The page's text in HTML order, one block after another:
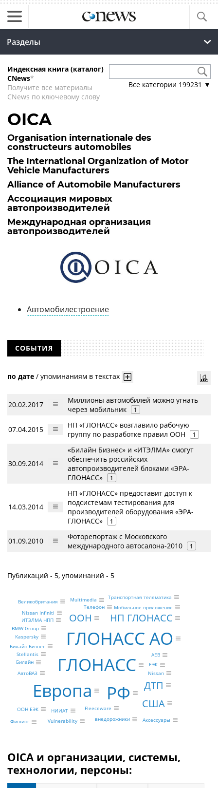
Разделы
Индексная книга (каталог)
CNews*
Получите все материалы
CNews по ключевому слову
Все категории 199231 ▼
OICA
Organisation internationale des
constructeurs automobiles
The International Organization of Motor
Vehicle Manufacturers
Alliance of Automobile Manufacturers
Ассоциация мировых
автопроизводителей
Международная организация
автопроизводителей
Автомобилестроение
СОБЫТИЯ
по дате / упоминаниям в текстах
20.02.2017
Миллионы автомобилей можно угнать
через мобильник
1
07.04.2015
НП «ГЛОНАСС» возглавило рабочую
группу по разработке правил ООН
1
30.09.2014
«Билайн Бизнес» и «ИТЭЛМА» смогут
обеспечить российских
автопроизводителей блоками «ЭРА-
ГЛОНАСС»
1
14.03.2014
НП «ГЛОНАСС» предоставит доступ к
подсистемам тестирования для
производителей оборудования «ЭРА-
ГЛОНАСС»
1
01.09.2010
Фоторепортаж с Московского
международного автосалона-2010
1
Публикаций - 5, упоминаний - 5
ГЛОНАСС
ГЛОНАСС АО
Европа РФ
НП ГЛОНАСС
ООН
США
ДТП
ИТЭЛМА НПП
Kaspersky
Билайн Бизнес
Билайн
Stellantis
Nissan Infiniti
BMW Group
АвтоВАЗ Nissan
ООН ЕЭК НИИАТ
ЕЭК
AEB
Fleeceware
Фишинг
Vulnerability
Мобильное приложение
внедорожники Аксессуары
Телефон
Транспортная телематика
Multimedia
Великобритания
OICA и организации, системы,
технологии, персоны: